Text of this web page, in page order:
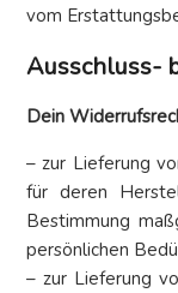
vom
Ausschluss-
Dein
– zur Lieferung
für deren
Bestimmung
persönlichen
– zur Lieferung